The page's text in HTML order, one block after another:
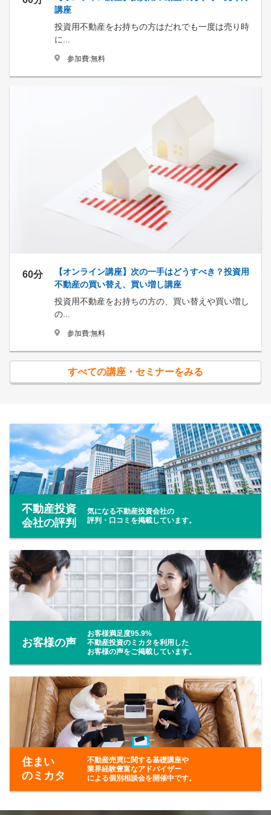
講座
投資用不動産をお持ちの方はだれでも一度は売り時
に...
参加費:無料
60分
【オンライン講座】次の一手はどうすべき？投資用
不動産の買い替え、買い増し講座
投資用不動産をお持ちの方の、買い替えや買い増し
の...
参加費:無料
すべての講座・セミナーをみる
不動産投資
会社の評判
気になる不動産投資会社の
評判・口コミを掲載しています。
お客様の声
お客様満足度95.9%
不動産投資のミカタを利用した
お客様の声をご掲載しています。
住まい
のミカタ
不動産売買に関する基礎講座や
業界経験豊富なアドバイザー
による個別相談会を開催中です。